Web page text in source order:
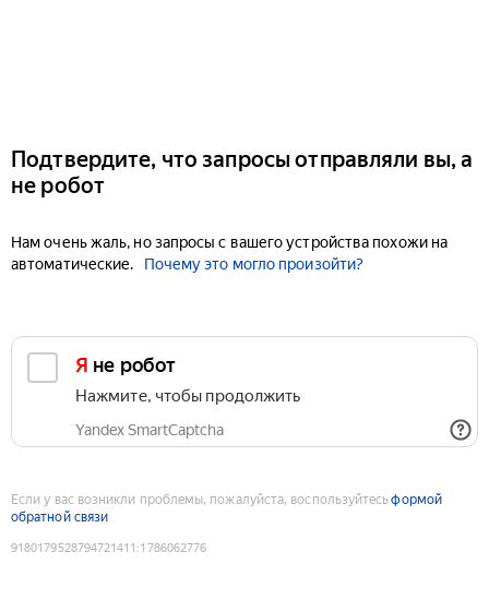
Подтвердите, что запросы отправляли вы, а
не робот
Нам очень жаль, но запросы с вашего устройства похожи на
автоматические.
Почему это могло произойти?
Я не робот
Нажмите, чтобы продолжить
Yandex SmartCaptcha
Если у вас возникли проблемы, пожалуйста, воспользуйтесьформой
обратной связи
9180179528794721411 :1786062776